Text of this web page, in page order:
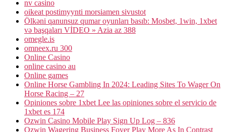
nv casino
oikeat postimyynti morsiamen sivustot
Ölkəni qanunsuz qumar oyunları basıb: Mosbet, 1win, 1xbet
və başqaları VİDEO » Azia az 388
omegle.is
omneex.ru 300
Online Casino
online casino au
Online games
Online Horse Gambling In 2024: Leading Sites To Wager On
Horse Racing – 27
Opiniones sobre 1xbet Lee las opiniones sobre el servicio de
1xbet es 174
Ozwin Casino Mobile Play Sign Up Log – 836
Ozwin Wagering Business Foyer Play More As In Contrast